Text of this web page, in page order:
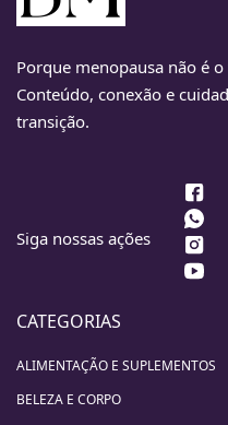
Porque menopausa não é
Conteúdo, conexão e
transição.
Siga nossas ações
CATEGORIAS
ALIMENTAÇÃO E SUPLEMENTOS
BELEZA E CORPO